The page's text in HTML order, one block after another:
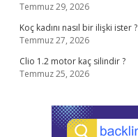
Temmuz 29, 2026
Koç kadını nasıl bir ilişki ister ?
Temmuz 27, 2026
Clio 1.2 motor kaç silindir ?
Temmuz 25, 2026